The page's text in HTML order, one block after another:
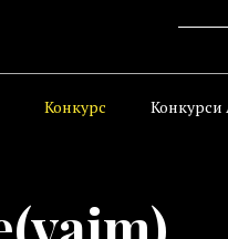
Конкурс Конкурси